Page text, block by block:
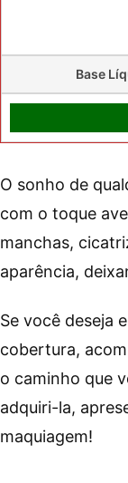
Base
O sonho de
com o toque
manchas,
aparência,
Se você deseja
cobertura,
o caminho que
adquiri-la,
maquiagem!